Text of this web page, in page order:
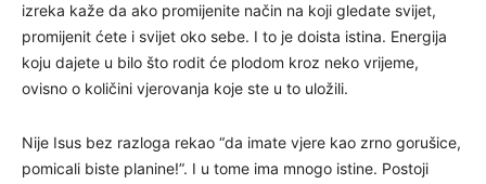
izreka kaže da ako promijenite način na koji gledate svijet,
promijenit ćete i svijet oko sebe. I to je doista istina. Energija
koju dajete u bilo što rodit će plodom kroz neko vrijeme,
ovisno o količini vjerovanja koje ste u to uložili.
Nije Isus bez razloga rekao “da imate vjere kao zrno gorušice,
pomicali biste planine!”. I u tome ima mnogo istine. Postoji